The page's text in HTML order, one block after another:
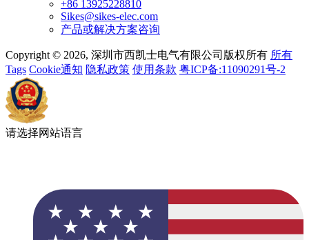
+86 13925228810
Sikes@sikes-elec.com
产品或解决方案咨询
Copyright © 2026, 深圳市西凯士电气有限公司版权所有 所有
Tags Cookie通知 隐私政策 使用条款 粤ICP备:11090291号-2
请选择网站语言